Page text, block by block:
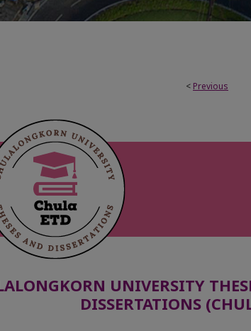
< Previous
UNIVERSITY
DISSERTATIONS